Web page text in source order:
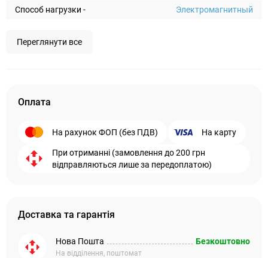
Способ нагрузки -
Электромагнитный
Переглянути все
Оплата
На рахунок ФОП (без ПДВ) На карту
При отриманні (замовлення до 200 грн
відправляються лише за передоплатою)
Доставка та гарантія
Нова Пошта
На відділення, поштомат
Безкоштовно